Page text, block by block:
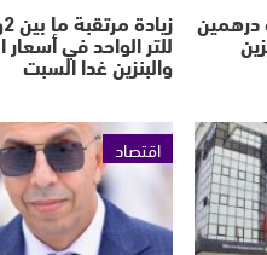
درهمين
للتر الواحد في أسعار
والبنزين غدا السبت
اقتصاد